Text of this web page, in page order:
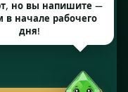
· КПП 772601001
но вы напишите —
в начале рабочего
дня!